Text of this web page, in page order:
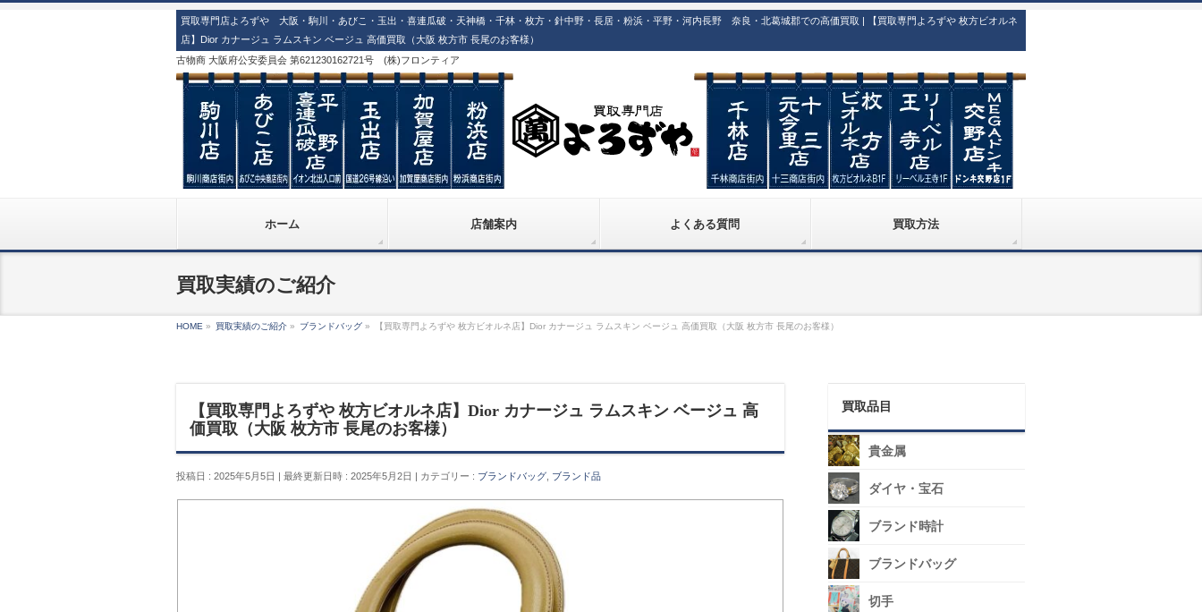
買取専門店よろずや 大阪・駒川・あびこ・玉出・喜連瓜破・天神橋・千林・枚方・針中野・長居・粉浜・平野・河内長野 奈良・北葛城郡での高価買取 | 【買取専門よろずや 枚方ビオルネ
店】Dior カナージュ ラムスキン ベージュ 高価買取（大阪 枚方市 長尾のお客様）
古物商 大阪府公安委員会 第621230162721号 (株)フロンティア
ホーム 店舗案内 よくある質問 買取方法
買取実績のご紹介
HOME » 買取実績のご紹介 » ブランドバッグ » 【買取専門よろずや 枚方ビオルネ店】Dior カナージュ ラムスキン ベージュ 高価買取（大阪 枚方市 長尾のお客様）
【買取専門よろずや 枚方ビオルネ店】Dior カナージュ ラムスキン ベージュ 高
価買取（大阪 枚方市 長尾のお客様）
投稿日 : 2025年5月5日 最終更新日時 : 2025年5月2日 カテゴリー : ブランドバッグ ブランド品
買取品目
貴金属
ダイヤ・宝石
ブランド時計
ブランドバッグ
切手